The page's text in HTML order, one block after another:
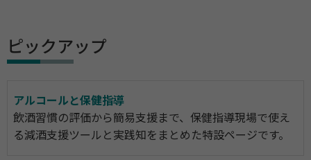
ピックアップ
アルコールと保健指導
飲酒習慣の評価から簡易支援まで、保健指導現場で使え
る減酒支援ツールと実践知をまとめた特設ページです。